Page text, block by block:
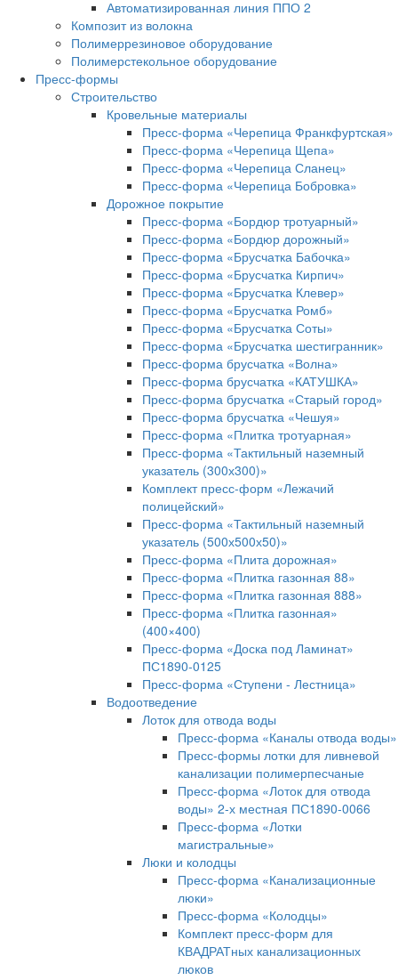
Автоматизированная линия ППО 2
Композит из волокна
Полимеррезиновое оборудование
Полимерстекольное оборудование
Пресс-формы
Строительство
Кровельные материалы
Пресс-форма «Черепица Франкфуртская»
Пресс-форма «Черепица Щепа»
Пресс-форма «Черепица Сланец»
Пресс-форма «Черепица Бобровка»
Дорожное покрытие
Пресс-форма «Бордюр тротуарный»
Пресс-форма «Бордюр дорожный»
Пресс-форма «Брусчатка Бабочка»
Пресс-форма «Брусчатка Кирпич»
Пресс-форма «Брусчатка Клевер»
Пресс-форма «Брусчатка Ромб»
Пресс-форма «Брусчатка Соты»
Пресс-форма «Брусчатка шестигранник»
Пресс-форма брусчатка «Волна»
Пресс-форма брусчатка «КАТУШКА»
Пресс-форма брусчатка «Старый город»
Пресс-форма брусчатка «Чешуя»
Пресс-форма «Плитка тротуарная»
Пресс-форма «Тактильный наземный
указатель (300х300)»
Комплект пресс-форм «Лежачий
полицейский»
Пресс-форма «Тактильный наземный
указатель (500х500х50)»
Пресс-форма «Плита дорожная»
Пресс-форма «Плитка газонная 88»
Пресс-форма «Плитка газонная 888»
Пресс-форма «Плитка газонная»
(400×400)
Пресс-форма «Доска под Ламинат»
ПС1890-0125
Пресс-форма «Ступени - Лестница»
Водоотведение
Лоток для отвода воды
Пресс-форма «Каналы отвода воды»
Пресс-формы лотки для ливневой
канализации полимерпесчаные
Пресс-форма «Лоток для отвода
воды» 2-х местная ПС1890-0066
Пресс-форма «Лотки
магистральные»
Люки и колодцы
Пресс-форма «Канализационные
люки»
Пресс-форма «Колодцы»
Комплект пресс-форм для
КВАДРАТных канализационных
люков